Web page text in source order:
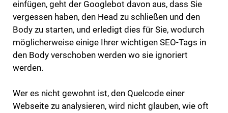
einfügen, geht der Googlebot davon aus, dass Sie
vergessen haben, den Head zu schließen und den
Body zu starten, und erledigt dies für Sie, wodurch
möglicherweise einige Ihrer wichtigen SEO-Tags in
den Body verschoben werden wo sie ignoriert
werden.
Wer es nicht gewohnt ist, den Quelcode einer
Webseite zu analysieren, wird nicht glauben, wie oft